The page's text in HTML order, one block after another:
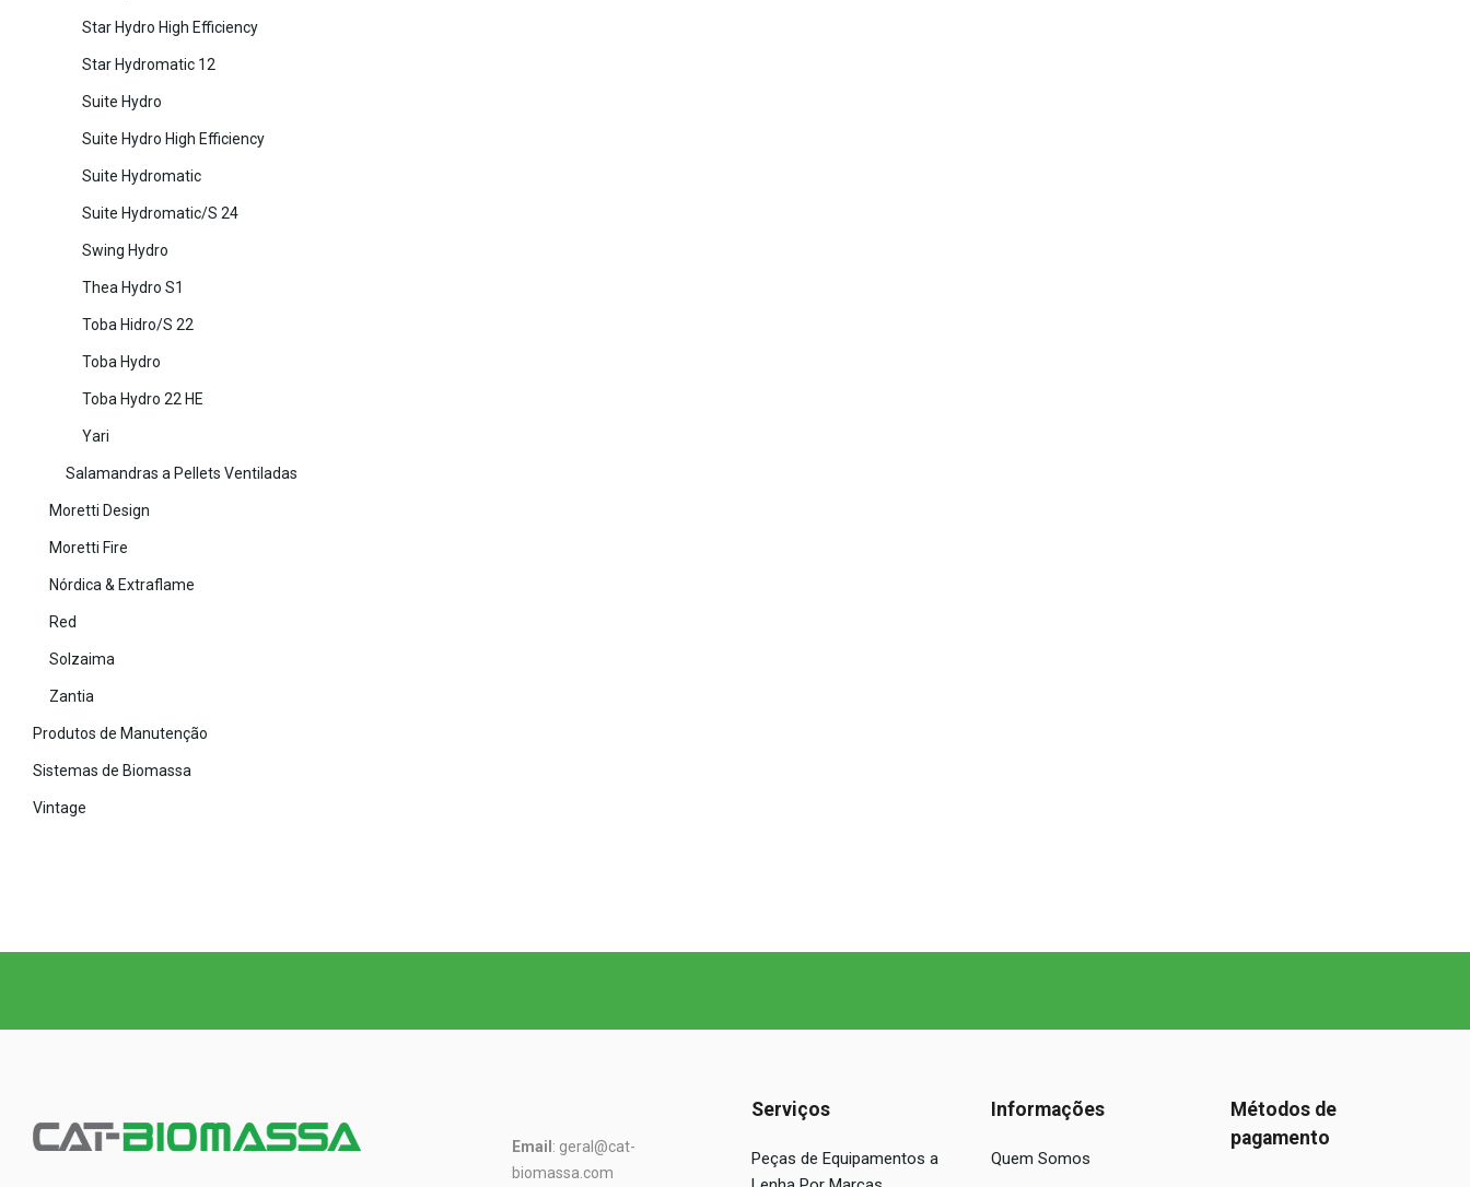
Star Hydro High Efficiency
Star Hydromatic 12
Suite Hydro
Suite Hydro High Efficiency
Suite Hydromatic
Suite Hydromatic/S 24
Swing Hydro
Thea Hydro S1
Toba Hidro/S 22
Toba Hydro
Toba Hydro 22 HE
Yari
Salamandras a Pellets Ventiladas
Moretti Design
Moretti Fire
Nórdica & Extraflame
Red
Solzaima
Zantia
Produtos de Manutenção
Sistemas de Biomassa
Vintage
Email : geral@cat-
biomassa.com
Serviços
Peças de Equipamentos a
Informações
Quem Somos
Métodos de
pagamento